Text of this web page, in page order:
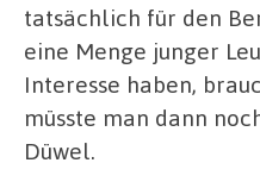
tatsächlich für den
eine Menge junger
Interesse haben,
müsste man dann
Düwel.